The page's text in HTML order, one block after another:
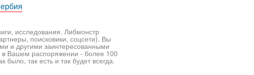
исследования. Либмонстр
поисковики, соцсети). Вы
и другими заинтересованными
в Вашем распоряжении - более 100
было, так есть и так будет всегда.